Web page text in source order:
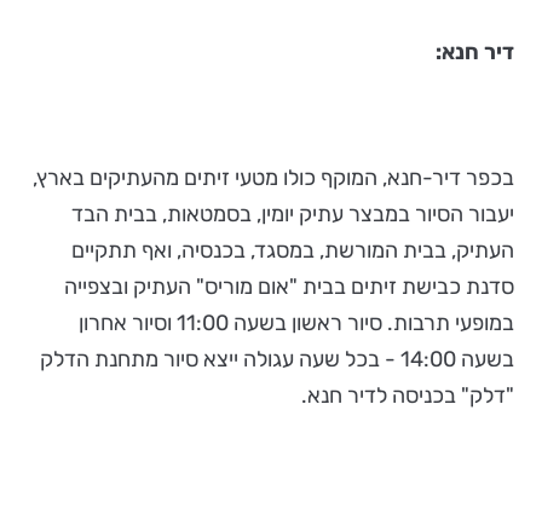
דיר חנא:
בכפר דיר-חנא, המוקף כולו מטעי זיתים מהעתיקים בארץ,
יעבור הסיור במבצר עתיק יומין, בסמטאות, בבית הבד
העתיק, בבית המורשת, במסגד, בכנסיה, ואף תתקיים
סדנת כבישת זיתים בבית "אום מוריס" העתיק ובצפייה
במופעי תרבות. סיור ראשון בשעה 11:00 וסיור אחרון
בשעה 14:00 - בכל שעה עגולה ייצא סיור מתחנת הדלק
"דלק" בכניסה לדיר חנא.